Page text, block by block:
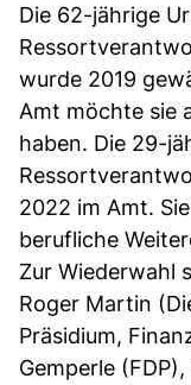
Die 62-jährige
wurde 2019
Amt möchte sie
haben. Die 29-
2022 im Amt.
berufliche
Zur Wiederwahl
Roger Martin
Präsidium,
Gemperle